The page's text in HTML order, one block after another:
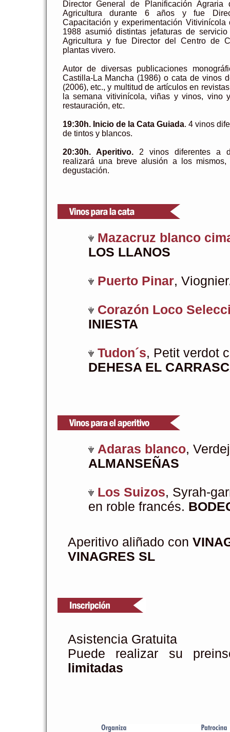
Director General de Planificación
Agricultura durante 6 años y fue
Capacitación y experimentación Vitivinícola
1988 asumió distintas jefaturas de
Agricultura y fue Director del Centro de
plantas vivero.
Autor de diversas publicaciones
Castilla-La Mancha (1986) o cata de vinos
(2006), etc., y multitud de artículos en
la semana vitivinícola, viñas y vinos, vino
restauración, etc.
19:30h. Inicio de la Cata Guiada. 4 vinos
de tintos y blancos.
20:30h. Aperitivo.2 vinos diferentes a
realizará una breve alusión a los
degustación.
Mazacruz blanco
LOS LLANOS
Puerto Pinar,
Corazón Loco
INIESTA
Tudon´s, Petit verdot
DEHESA EL
Adaras blanco,
ALMANSEÑAS
Los Suizos, Syrah-
en roble francés.
Aperitivo aliñado con
VINAGRES SL
Asistencia Gratuita
Puede realizar su
limitadas